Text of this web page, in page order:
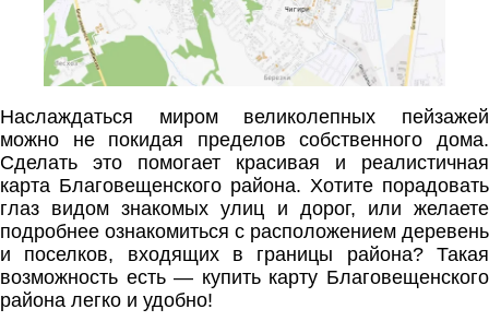
Наслаждаться миром великолепных пейзажей
можно не покидая пределов собственного дома.
Сделать это помогает красивая и реалистичная
карта Благовещенского района. Хотите порадовать
глаз видом знакомых улиц и дорог, или желаете
подробнее ознакомиться с расположением деревень
и поселков, входящих в границы района? Такая
возможность есть — купить карту Благовещенского
района легко и удобно!